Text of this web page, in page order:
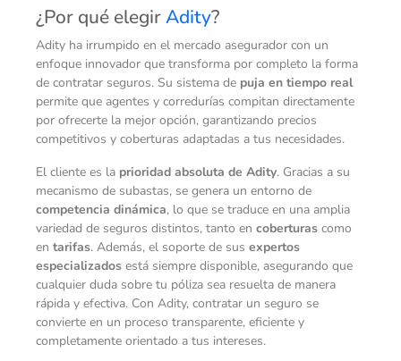
¿Por qué elegirAdity?
Adity ha irrumpido en el mercado asegurador con un
enfoque innovador que transforma por completo la forma
de contratar seguros. Su sistema de puja en tiempo real
permite que agentes y corredurías compitan directamente
por ofrecerte la mejor opción, garantizando precios
competitivos y coberturas adaptadas a tus necesidades.
El cliente es la prioridad absoluta de Adity. Gracias a su
mecanismo de subastas, se genera un entorno de
competencia dinámica, lo que se traduce en una amplia
variedad de seguros distintos, tanto en coberturas como
en tarifas. Además, el soporte de sus expertos
especializados está siempre disponible, asegurando que
cualquier duda sobre tu póliza sea resuelta de manera
rápida y efectiva. Con Adity, contratar un seguro se
convierte en un proceso transparente, eficiente y
completamente orientado a tus intereses.